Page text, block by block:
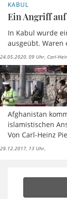
KABUL
Ein Angriff auf
In Kabul wurde
ausgeübt. Waren
24.05.2020, 09 Uhr Carl-
Afghanistan
islamistischen
Von Carl-Heinz
29.12.2017, 13 Uhr